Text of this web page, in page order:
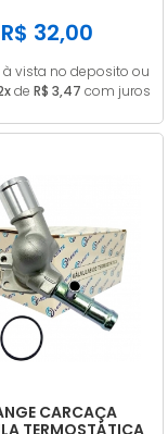
R$ 32,00
à vista no deposito ou
de R$ 3,47 com juros
CARCAÇA
TERMOSTÁTICA